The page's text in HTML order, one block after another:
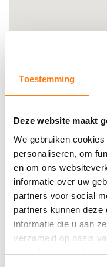
Toestemming
Deze website maakt
We gebruiken
personaliseren, om
en om ons
informatie over uw
partners voor social
partners kunnen deze
informatie die u aan
verzameld op basis
gaat akkoord met
1931
Oude Engelenseweg 1